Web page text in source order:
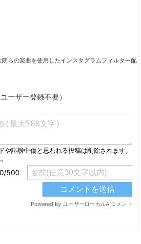
朗らの楽曲を使用したインスタグラムフィルター配
ーザー登録不要）